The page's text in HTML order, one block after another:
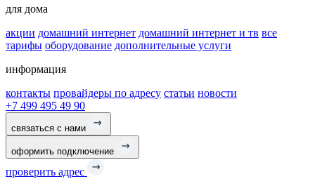
для дома
акции домашний интернет домашний интернет и тв все
тарифы оборудование дополнительные услуги
информация
контакты провайдеры по адресу статьи новости
+7 499 495 49 90
связаться с нами
оформить подключение
проверить адрес